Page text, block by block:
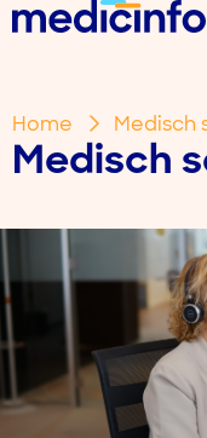
Home Medisch
Medisch